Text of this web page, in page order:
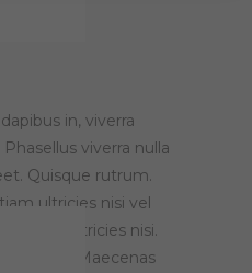
in, viverra
viverra nulla
Quisque rutrum.
ultricies nisi vel
ultricies nisi.
Maecenas